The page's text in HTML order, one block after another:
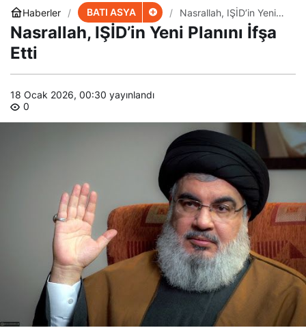
Haberler BATI ASYA
Nasrallah, IŞİD’in Yeni
Planını İfşa Etti
Nasrallah, IŞİD’in Yeni Planını İfşa
Etti
18 Ocak 2026, 00:30 yayınlandı
0